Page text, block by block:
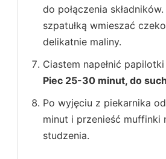
do połączenia
szpatułką wmieszać
delikatnie maliny.
Ciastem napełnić
Piec 25-30 minut, do
Po wyjęciu z piekarnika
minut i przenieść muffinki
studzenia.